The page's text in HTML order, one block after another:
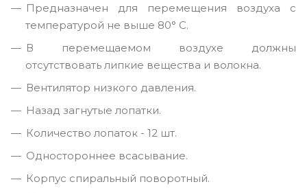
Предназначен для перемещения воздуха с
температурой не выше 80° С.
В перемещаемом воздухе должны
отсутствовать липкие вещества и волокна.
Вентилятор низкого давления.
Назад загнутые лопатки.
Количество лопаток - 12 шт.
Одностороннее всасывание.
Корпус спиральный поворотный.